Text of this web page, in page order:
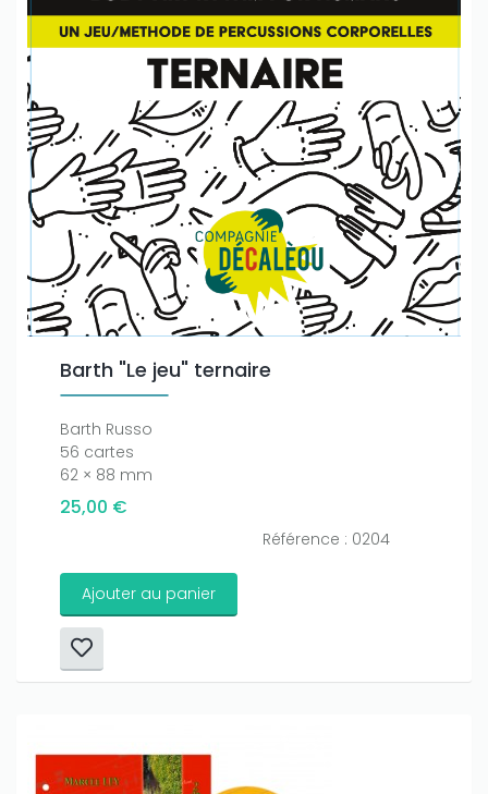
Barth "Le jeu" ternaire
Barth Russo
56 cartes
62 × 88 mm
25,00 €
Référence : 0204
Ajouter au panier